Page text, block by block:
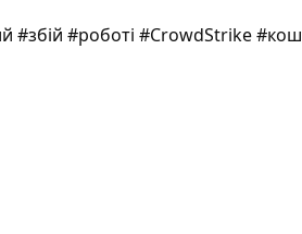
#збій #роботі #CrowdStrike